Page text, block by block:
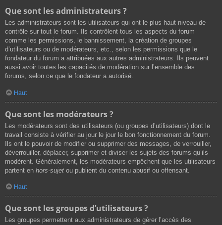
Que sont les administrateurs ?
Les administrateurs sont les utilisateurs qui ont le plus haut niveau de
contrôle sur tout le forum. Ils contrôlent tous les aspects du forum
comme les permissions, le bannissement, la création de groupes
d’utilisateurs ou de modérateurs, etc., selon les permissions que le
fondateur du forum a attribuées aux autres administrateurs. Ils peuvent
aussi avoir toutes les capacités de modération sur l’ensemble des
forums, selon ce que le fondateur a autorisé.
Haut
Que sont les modérateurs ?
Les modérateurs sont des utilisateurs (ou groupes d’utilisateurs) dont le
travail consiste à vérifier au jour le jour le bon fonctionnement du forum.
Ils ont le pouvoir de modifier ou supprimer des messages, de verrouiller,
déverrouiller, déplacer, supprimer et diviser les sujets des forums qu’ils
modèrent. Généralement, les modérateurs empêchent que les utilisateurs
partent en hors-sujet ou publient du contenu abusif ou offensant.
Haut
Que sont les groupes d’utilisateurs ?
Les groupes permettent aux administrateurs de gérer l’accès des